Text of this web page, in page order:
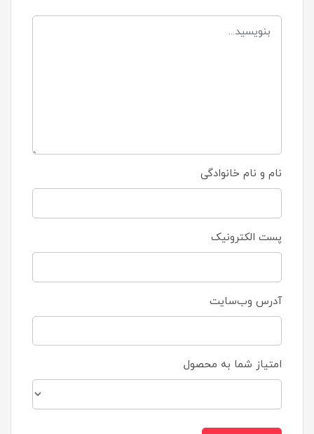
نام و نام خانوادگی
پست الکترونیک
آدرس وب‌سایت
امتیاز شما به محصول